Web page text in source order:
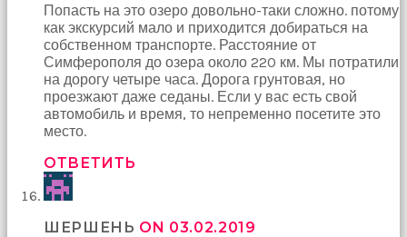
Попасть на это озеро довольно-таки сложно. потому
как экскурсий мало и приходится добираться на
собственном транспорте. Расстояние от
Симферополя до озера около 220 км. Мы потратили
на дорогу четыре часа. Дорога грунтовая, но
проезжают даже седаны. Если у вас есть свой
автомобиль и время, то непременно посетите это
место.
ОТВЕТИТЬ
ШЕРШЕНЬ ON 03.02.2019